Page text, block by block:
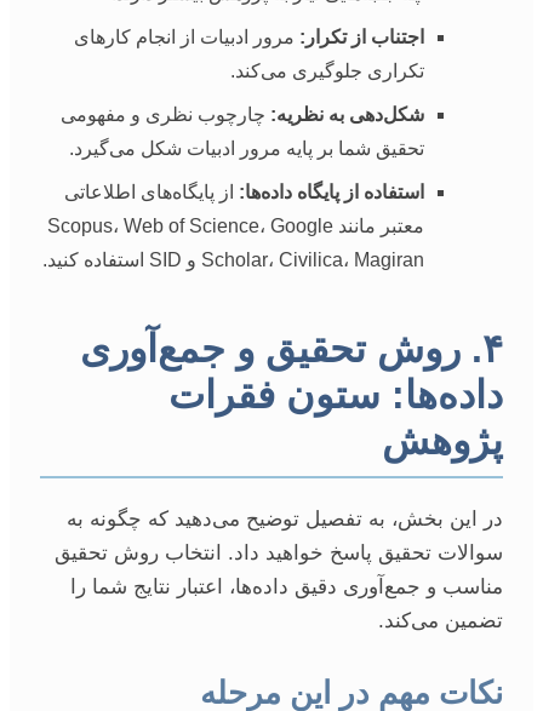
اجتناب از تکرار: مرور ادبیات از انجام کارهای
تکراری جلوگیری می‌کند.
شکل‌دهی به نظریه: چارچوب نظری و مفهومی
تحقیق شما بر پایه مرور ادبیات شکل می‌گیرد.
استفاده از پایگاه داده‌ها: از پایگاه‌های اطلاعاتی
معتبر مانند Scopus، Web of Science، Google
Scholar، Civilica، Magiran و SID استفاده کنید.
۴. روش تحقیق و جمع‌آوری
داده‌ها: ستون فقرات
پژوهش
در این بخش، به تفصیل توضیح می‌دهید که چگونه به
سوالات تحقیق پاسخ خواهید داد. انتخاب روش تحقیق
مناسب و جمع‌آوری دقیق داده‌ها، اعتبار نتایج شما را
تضمین می‌کند.
نکات مهم در این مرحله